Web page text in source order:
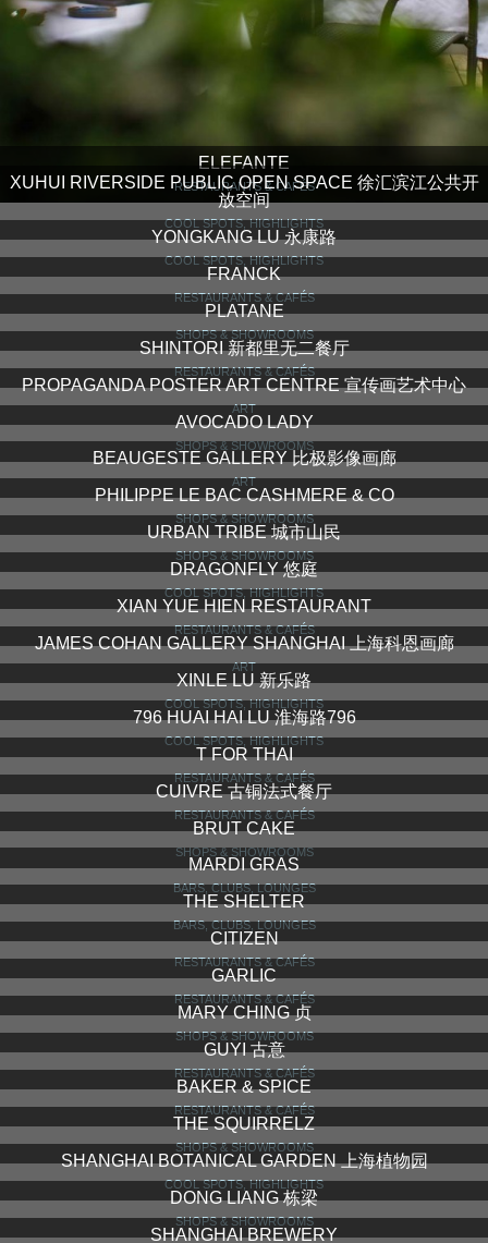
ELEFANTE
RESTAURANTS & CAFÉS
XUHUI RIVERSIDE PUBLIC OPEN SPACE 徐汇滨江公共开
放空间
COOL SPOTS, HIGHLIGHTS
YONGKANG LU 永康路
COOL SPOTS, HIGHLIGHTS